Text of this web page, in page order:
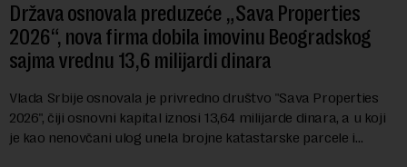
Država osnovala preduzeće „Sava Properties
2026“, nova firma dobila imovinu Beogradskog
sajma vrednu 13,6 milijardi dinara
Vlada Srbije osnovala je privredno društvo "Sava Properties
2026", čiji osnovni kapital iznosi 13,64 milijarde dinara, a u koji
je kao nenovčani ulog unela brojne katastarske parcele i